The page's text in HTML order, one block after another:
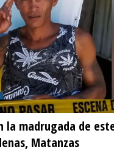
la madrugada de
Matanzas